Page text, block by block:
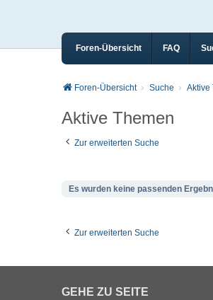
Foren-Übersicht FAQ
Foren-Übersicht Suche Aktive
Aktive Themen
Zur erweiterten Suche
Es wurden keine passenden
Zur erweiterten Suche
GEHE ZU SEITE